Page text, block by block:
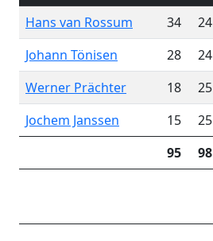
Hans van Rossum
34 24
Johann Tönisen
28 24
Werner Prächter
18 25
Jochem Janssen
15 25
95
98